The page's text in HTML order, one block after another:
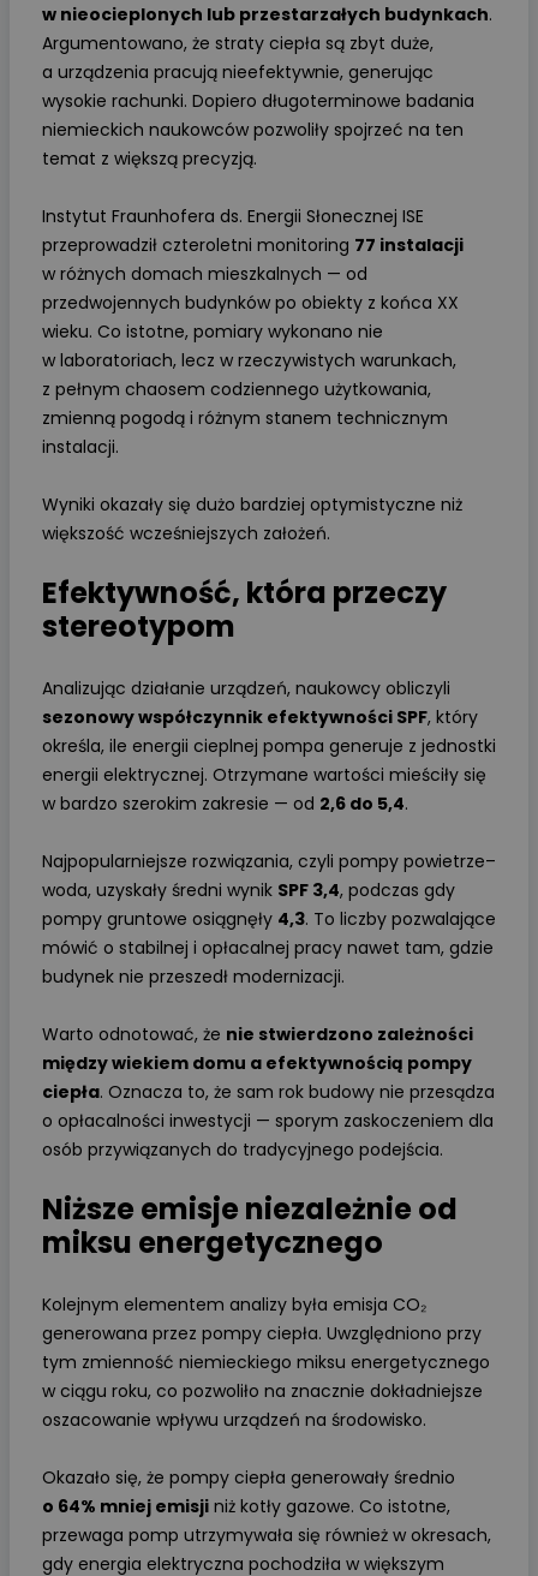
w nieocieplonych lub przestarzałych budynkach.
Argumentowano, że straty ciepła są zbyt duże,
a urządzenia pracują nieefektywnie, generując
wysokie rachunki. Dopiero długoterminowe badania
niemieckich naukowców pozwoliły spojrzeć na ten
temat z większą precyzją.
Instytut Fraunhofera ds. Energii Słonecznej ISE
przeprowadził czteroletni monitoring 77 instalacji
w różnych domach mieszkalnych — od
przedwojennych budynków po obiekty z końca XX
wieku. Co istotne, pomiary wykonano nie
w laboratoriach, lecz w rzeczywistych warunkach,
z pełnym chaosem codziennego użytkowania,
zmienną pogodą i różnym stanem technicznym
instalacji.
Wyniki okazały się dużo bardziej optymistyczne niż
większość wcześniejszych założeń.
Efektywność, która przeczy
stereotypom
Analizując działanie urządzeń, naukowcy obliczyli
sezonowy współczynnik efektywności SPF, który
określa, ile energii cieplnej pompa generuje z jednostki
energii elektrycznej. Otrzymane wartości mieściły się
w bardzo szerokim zakresie — od 2,6 do 5,4.
Najpopularniejsze rozwiązania, czyli pompy powietrze–
woda, uzyskały średni wynik SPF 3,4, podczas gdy
pompy gruntowe osiągnęły 4,3. To liczby pozwalające
mówić o stabilnej i opłacalnej pracy nawet tam, gdzie
budynek nie przeszedł modernizacji.
Warto odnotować, że nie stwierdzono zależności
między wiekiem domu a efektywnością pompy
ciepła. Oznacza to, że sam rok budowy nie przesądza
o opłacalności inwestycji — sporym zaskoczeniem dla
osób przywiązanych do tradycyjnego podejścia.
Niższe emisje niezależnie od
miksu energetycznego
Kolejnym elementem analizy była emisja CO₂
generowana przez pompy ciepła. Uwzględniono przy
tym zmienność niemieckiego miksu energetycznego
w ciągu roku, co pozwoliło na znacznie dokładniejsze
oszacowanie wpływu urządzeń na środowisko.
Okazało się, że pompy ciepła generowały średnio
o 64% mniej emisji niż kotły gazowe. Co istotne,
przewaga pomp utrzymywała się również w okresach,
gdy energia elektryczna pochodziła w większym